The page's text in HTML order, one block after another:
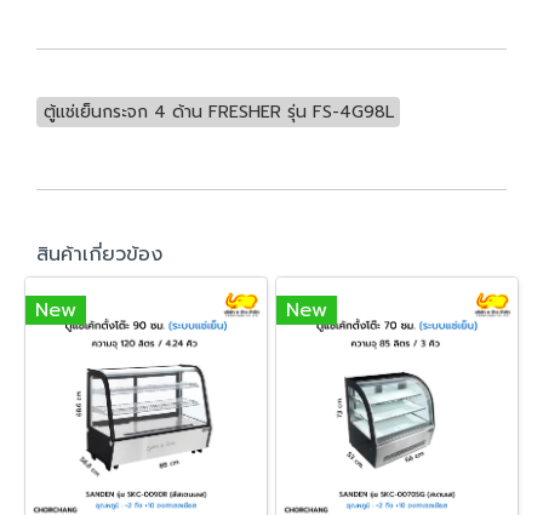
ตู้แช่เย็นกระจก 4 ด้าน FRESHER รุ่น FS-4G98L
สินค้าเกี่ยวข้อง
New
New